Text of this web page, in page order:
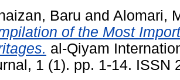
Baru and Alomari,
of the Most
al-Qiyam
1 (1). pp. 1-14. ISSN